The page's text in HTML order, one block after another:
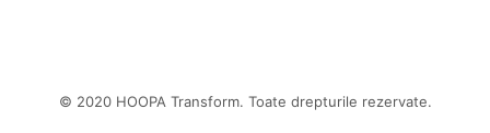
© 2020 HOOPA Transform. Toate drepturile rezervate.